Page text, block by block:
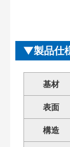
製品仕
基材
表面
構造